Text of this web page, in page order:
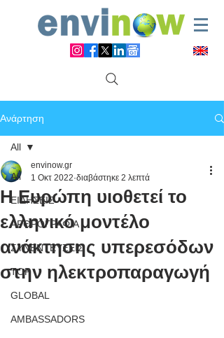
Ανάρτηση
All
ΕΙΔΗΣΕΙΣ
ΑΡΘΡΟΓΡΑΦΙΑ
ΣΥΝΕΝΤΕΥΞΕΙΣ
TOP
GLOBAL
AMBASSADORS
All
Η Ευρώπη υιοθετεί το
ελληνικό μοντέλο
ανάκτησης υπερεσόδων
στην ηλεκτροπαραγωγή
envinow.gr
1 Οκτ 2022 διαβάστηκε 2 λεπτά